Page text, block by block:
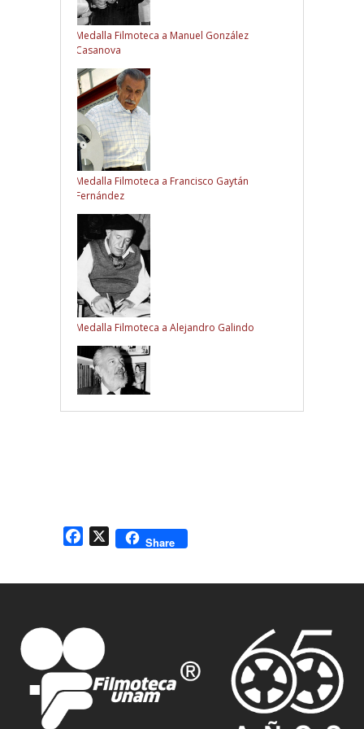
Medalla Filmoteca a Manuel González
Casanova
Medalla Filmoteca a Francisco Gaytán
Fernández
Medalla Filmoteca a Alejandro Galindo
Facebook
X Share